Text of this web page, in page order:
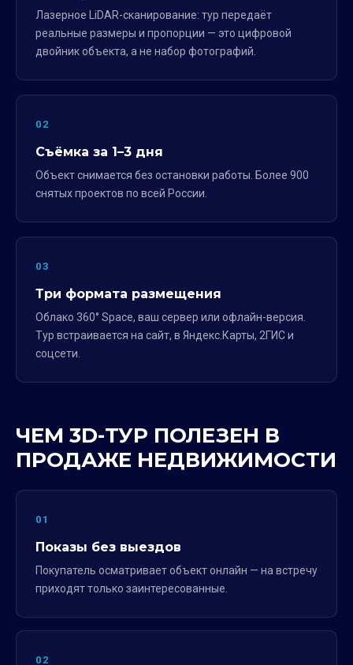
Лазерное LiDAR-сканирование: тур передаёт
реальные размеры и пропорции — это цифровой
двойник объекта, а не набор фотографий.
02
Съёмка за 1–3 дня
Объект снимается без остановки работы. Более 900
снятых проектов по всей России.
03
Три формата размещения
Облако 360° Space, ваш сервер или офлайн-версия.
Тур встраивается на сайт, в Яндекс.Карты, 2ГИС и
соцсети.
ЧЕМ 3D-ТУР ПОЛЕЗЕН В
ПРОДАЖЕ НЕДВИЖИМОСТИ
01
Показы без выездов
Покупатель осматривает объект онлайн — на встречу
приходят только заинтересованные.
02